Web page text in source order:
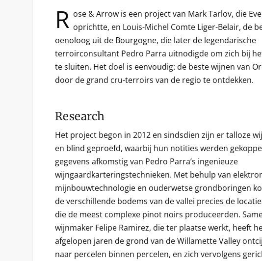
R ose & Arrow is een project van Mark Tarlov, die
oprichtte, en Louis-Michel Comte Liger-Belair, de
oenoloog uit de Bourgogne, die later de legendarische
terroirconsultant Pedro Parra uitnodigde om zich bij
te sluiten. Het doel is eenvoudig: de beste wijnen van
door de grand cru-terroirs van de regio te ontdekken.
Research
Het project begon in 2012 en sindsdien zijn er talloze
en blind geproefd, waarbij hun notities werden
gegevens afkomstig van Pedro Parra’s ingenieuze
wijngaardkarteringstechnieken. Met behulp van
mijnbouwtechnologie en ouderwetse grondboringen
de verschillende bodems van de vallei precies de
die de meest complexe pinot noirs produceerden.
wijnmaker Felipe Ramirez, die ter plaatse werkt, heeft
afgelopen jaren de grond van de Willamette Valley
naar percelen binnen percelen, en zich vervolgens